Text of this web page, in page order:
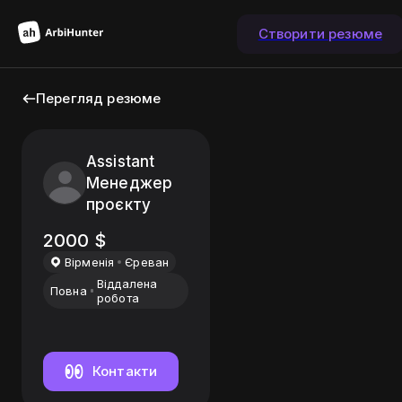
Створити резюме
Перегляд резюме
Assistant
Менеджер
проєкту
2000 $
Вiрменiя
Єреван
Повна
Віддалена
робота
Контакти